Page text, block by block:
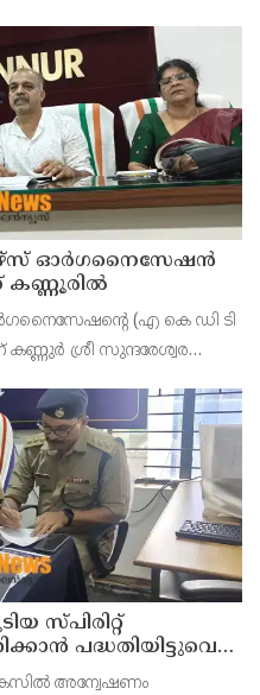
ഓർഗനൈസേഷൻ
കണ്ണൂരിൽ
(എ കെ ഡി ടി
കണ്ണുർ ശ്രീ സുന്ദരേശ്വര
വാർത്താ സമ
സ്പിരിറ്റ്
പദ്ധതിയിട്ടുവെന്ന്
കേസിൽ അന്വേഷണം